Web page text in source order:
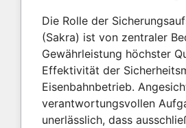
Die Rolle der
(Sakra) ist von zentraler
Gewährleistung höchster
Effektivität der
Eisenbahnbetrieb.
verantwortungsvollen
unerlässlich, dass